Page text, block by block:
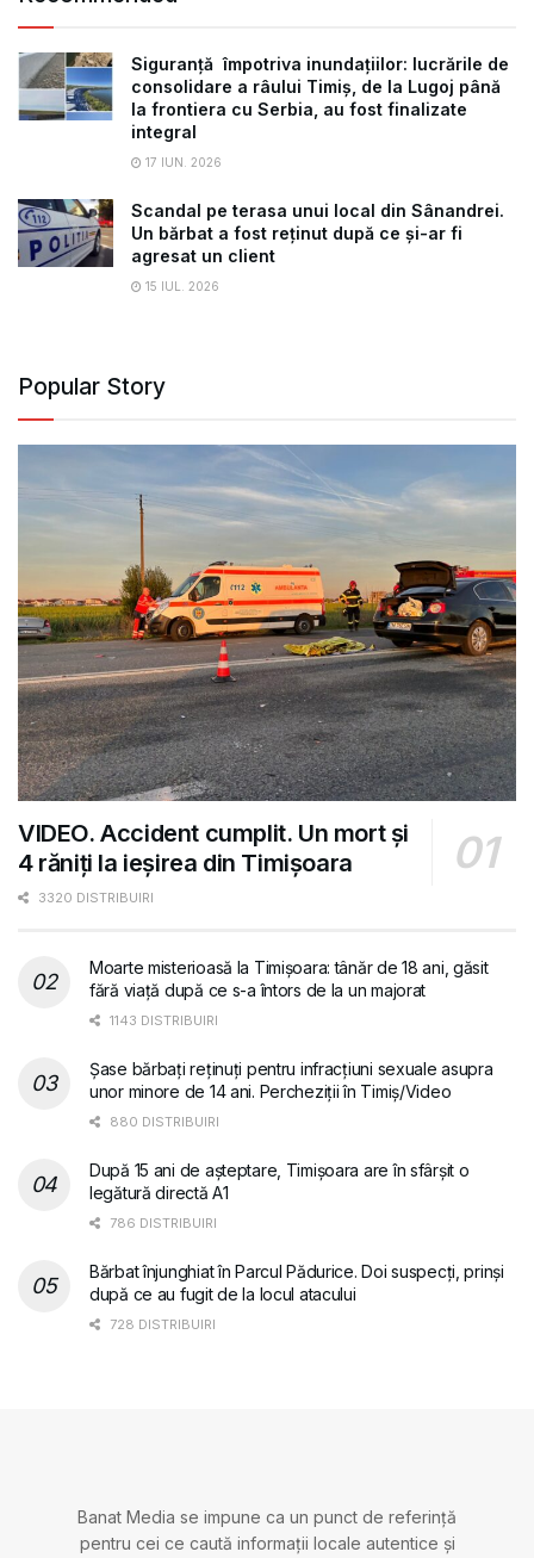
Siguranță împotriva inundațiilor: lucrările de
consolidare a râului Timiș, de la Lugoj până
la frontiera cu Serbia, au fost finalizate
integral
17 IUN. 2026
Scandal pe terasa unui local din Sânandrei.
Un bărbat a fost reținut după ce și-ar fi
agresat un client
15 IUL. 2026
Popular Story
VIDEO. Accident cumplit. Un mort și
4 răniți la ieșirea din Timișoara
3320 DISTRIBUIRI
Moarte misterioasă la Timișoara: tânăr de 18 ani, găsit
fără viață după ce s-a întors de la un majorat
1143 DISTRIBUIRI
Șase bărbați reținuți pentru infracțiuni sexuale asupra
unor minore de 14 ani. Percheziții în Timiș/Video
880 DISTRIBUIRI
După 15 ani de așteptare, Timișoara are în sfârșit o
legătură directă A1
786 DISTRIBUIRI
Bărbat înjunghiat în Parcul Pădurice. Doi suspecți, prinși
după ce au fugit de la locul atacului
728 DISTRIBUIRI
Banat Media se impune ca un punct de referință
pentru cei ce caută informații locale autentice și